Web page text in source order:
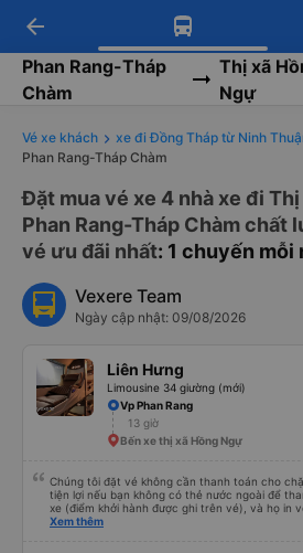
Tải app Vexere ngay!
Nhận ưu đãi thành viên
quyền
Tải app Vexere
-30k/ghế khi đặt vé máy
app
arrow_back
Phan Rang-Tháp
Chàm
Thị xã
Ngự
Vé xe khách xe đi Đồng Tháp từ Ninh
Phan Rang-Tháp Chàm
Đặt mua vé xe 4 nhà xe đi
Phan Rang-Tháp Chàm chất
vé ưu đãi nhất: 1 chuyến mỗi
Vexere Team
Ngày cập nhật: 09/08/2026
Liên Hưng
Limousine 34 giường (mới)
Vp Phan Rang
13 giờ
Bến xe thị xã Hồng Ngự
Chúng tôi đặt vé không cần thanh toán cho
tiện lợi nếu bạn không có thẻ nước ngoài để
xe (điểm khởi hành được ghi trên vé), và họ in
Chúng tôi cũng quyết định mua vé chiều về
Xem thêm